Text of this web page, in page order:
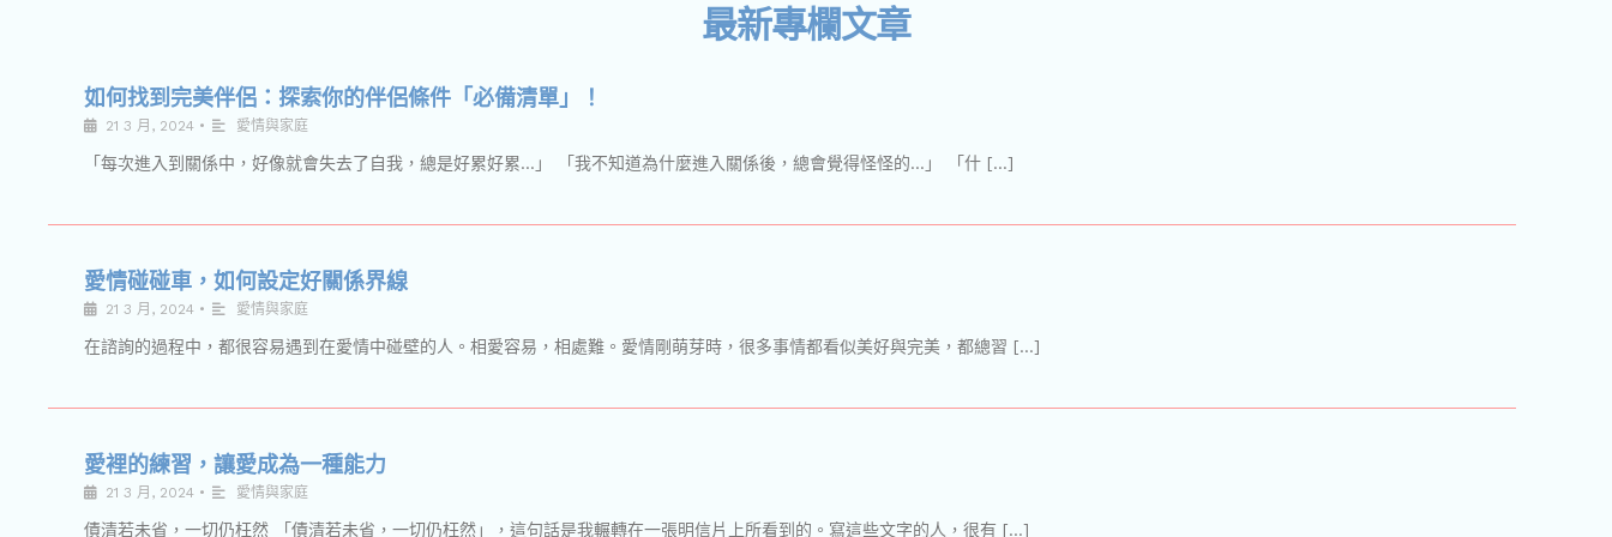
最新專欄文章
如何找到完美伴侶：探索你的伴侶條件「必備清單」！
21 3 月, 2024 • 愛情與家庭
「每次進入到關係中，好像就會失去了自我，總是好累好累…」 「我不知道為什麼進入關係後，總會覺得怪怪的…」 「什 […]
愛情碰碰車，如何設定好關係界線
21 3 月, 2024 • 愛情與家庭
在諮詢的過程中，都很容易遇到在愛情中碰壁的人。相愛容易，相處難。愛情剛萌芽時，很多事情都看似美好與完美，都總習 […]
愛裡的練習，讓愛成為一種能力
21 3 月, 2024 • 愛情與家庭
債清若未省，一切仍枉然 「債清若未省，一切仍枉然」，這句話是我輾轉在一張明信片上所看到的。寫這些文字的人，很有 […]